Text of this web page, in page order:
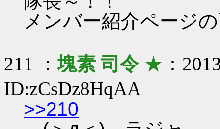
メンバー紹介ページ
211 ：塊素 司令★ ：
ID:zCsDz8HqAA
>>210